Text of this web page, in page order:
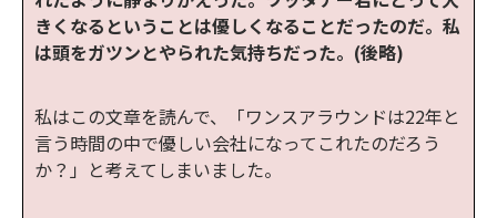
きくなるということは優しくなることだったのだ。私
は頭をガツンとやられた気持ちだった。(後略)
私はこの文章を読んで、「ワンスアラウンドは22年と
言う時間の中で優しい会社になってこれたのだろう
か？」と考えてしまいました。